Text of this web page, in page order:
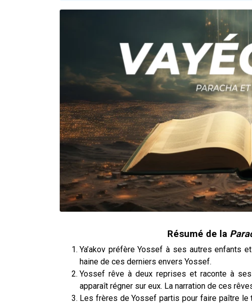
Résumé de la
Ya’akov préfère Yossef à ses autres enfants
haine de ces derniers envers Yossef.
Yossef rêve à deux reprises et raconte à
apparaît régner sur eux. La narration de ces
Les frères de Yossef partis pour faire paître le